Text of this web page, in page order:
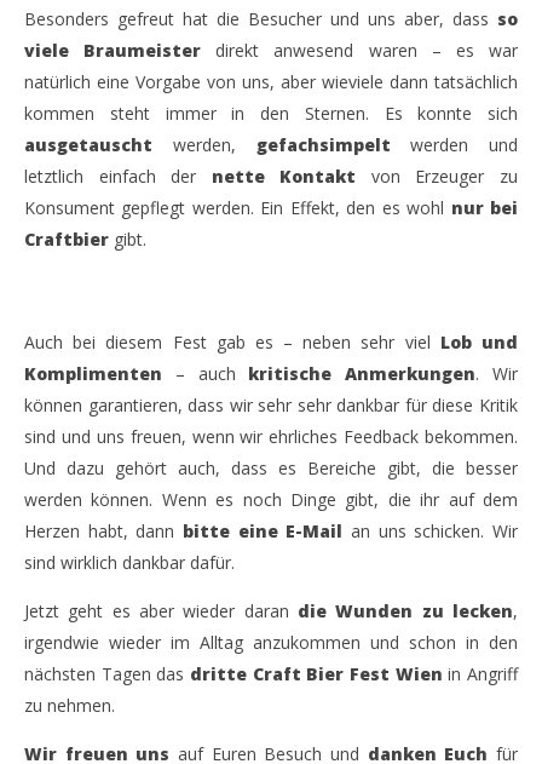
Besonders gefreut hat die Besucher und uns aber, dass so
viele Braumeister direkt anwesend waren – es war
natürlich eine Vorgabe von uns, aber wieviele dann tatsächlich
kommen steht immer in den Sternen. Es konnte sich
ausgetauscht werden, gefachsimpelt werden und
letztlich einfach der nette Kontakt von Erzeuger zu
Konsument gepflegt werden. Ein Effekt, den es wohl nur bei
Craftbier gibt.
Auch bei diesem Fest gab es – neben sehr viel Lob und
Komplimenten – auch kritische Anmerkungen. Wir
können garantieren, dass wir sehr sehr dankbar für diese Kritik
sind und uns freuen, wenn wir ehrliches Feedback bekommen.
Und dazu gehört auch, dass es Bereiche gibt, die besser
werden können. Wenn es noch Dinge gibt, die ihr auf dem
Herzen habt, dann bitte eine E-Mail an uns schicken. Wir
sind wirklich dankbar dafür.
Jetzt geht es aber wieder daran die Wunden zu lecken,
irgendwie wieder im Alltag anzukommen und schon in den
nächsten Tagen das dritte Craft Bier Fest Wien in Angriff
zu nehmen.
Wir freuen uns auf Euren Besuch und danken Euch für